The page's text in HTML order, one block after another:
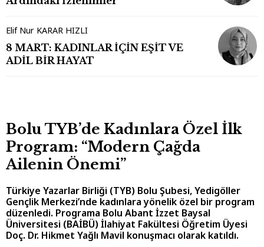
Elif Nur KARAR HIZLI
8 MART: KADINLAR İÇİN EŞİT VE
ADİL BİR HAYAT
Bolu TYB’de Kadınlara Özel İlk
Program: “Modern Çağda
Ailenin Önemi”
Türkiye Yazarlar Birliği (TYB) Bolu Şubesi, Yedigöller
Gençlik Merkezi’nde kadınlara yönelik özel bir program
düzenledi. Programa Bolu Abant İzzet Baysal
Üniversitesi (BAİBÜ) İlahiyat Fakültesi Öğretim Üyesi
Doç. Dr. Hikmet Yağlı Mavil konuşmacı olarak katıldı.